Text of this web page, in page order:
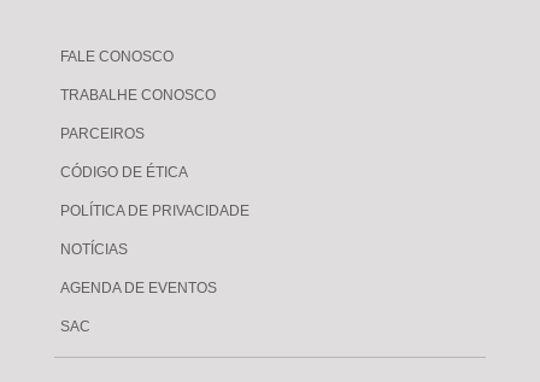
FALE CONOSCO
TRABALHE CONOSCO
PARCEIROS
CÓDIGO DE ÉTICA
POLÍTICA DE PRIVACIDADE
NOTÍCIAS
AGENDA DE EVENTOS
SAC